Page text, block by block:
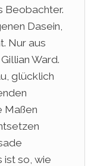
Beobachter.
Dasein,
Nur aus
Ward.
glücklich
Maßen
ist so, wie